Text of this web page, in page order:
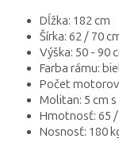
Dĺžka: 182 cm
Šírka: 62 / 70
Výška: 50 - 90
Farba rámu:
Počet
Molitan: 5 cm
Hmotnosť: 65 /
Nosnosť: 180